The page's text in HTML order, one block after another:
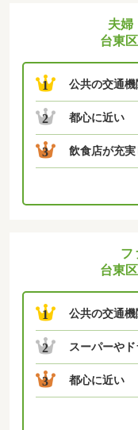
夫婦
台東
1 公共の交通
2 都心に近い
3 飲食店が充実
フ
台東
1 公共の交通
2 スーパーや
3 都心に近い